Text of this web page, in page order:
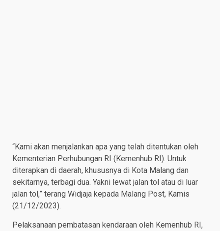
“Kami akan menjalankan apa yang telah ditentukan oleh
Kementerian Perhubungan RI (Kemenhub RI). Untuk
diterapkan di daerah, khususnya di Kota Malang dan
sekitarnya, terbagi dua. Yakni lewat jalan tol atau di luar
jalan tol,” terang Widjaja kepada Malang Post, Kamis
(21/12/2023).
Pelaksanaan pembatasan kendaraan oleh Kemenhub RI,